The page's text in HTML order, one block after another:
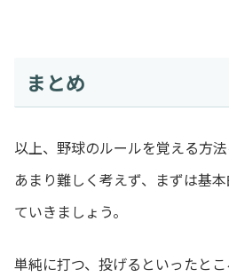
まとめ
以上、野球のルールを覚える方法
あまり難しく考えず、まずは基
ていきましょう。
単純に打つ、投げるといったとこ